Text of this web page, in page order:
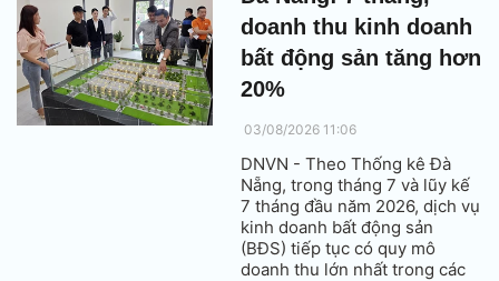
doanh thu kinh doanh
bất động sản tăng hơn
20%
03/08/2026 11:06
DNVN - Theo Thống kê Đà
Nẵng, trong tháng 7 và lũy kế
7 tháng đầu năm 2026, dịch vụ
kinh doanh bất động sản
(BĐS) tiếp tục có quy mô
doanh thu lớn nhất trong các